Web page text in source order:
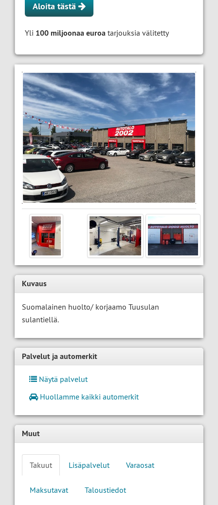
Aloita tästä
Yli 100 miljoonaa euroa tarjouksia välitetty
Kuvaus
Suomalainen huolto/ korjaamo Tuusulan
sulantiellä.
Palvelut ja automerkit
Näytä palvelut
Huollamme kaikki automerkit
Muut
Takuut Lisäpalvelut Varaosat
Maksutavat Taloustiedot